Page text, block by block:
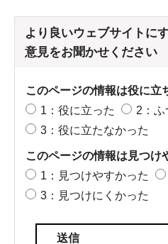
より良いウェブサイトに
意見をお聞かせください
このページの情報は役に立
1：役に立った
2：ふ
3：役に立たなかった
このページの情報は見つけ
1：見つけやすかった
3：見つけにくかった